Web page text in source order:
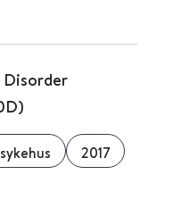
Disorder
2017